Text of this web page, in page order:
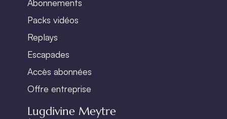
Abonnements
Packs vidéos
Replays
Escapades
Accès abonnées
Offre entreprise
Lugdivine Meytre